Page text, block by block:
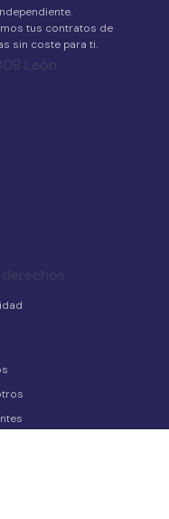
tus contratos de
sin coste para ti.
León
derechos